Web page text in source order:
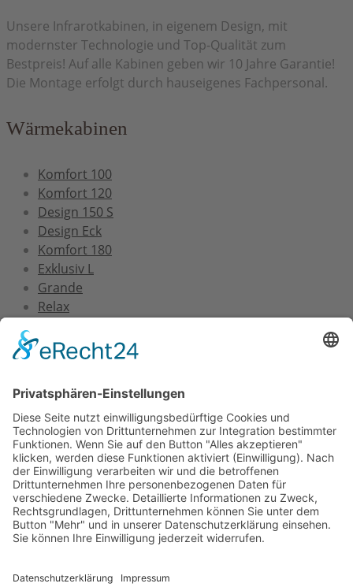
Unsere Infrarotkabinen, in eigenem Design, mit
modernster Technologie und Top-Qualität zum
Bestpreis! Auf alle Kabinen geben wir 10 Jahre Garantie!
Die Montage erfolgt durch hauseigenes Fachpersonal.
Wärmekabinen
Komfort 100
Komfort 120
Design 150 S
Design Eck
Komfort 180
Exklusiv L
Grande
Relax
Service
Versand und Montage
Zertifizierung
Gewährleistung
FAQs
Downloads
Unternehmen
FAQs